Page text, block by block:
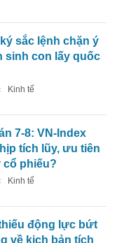
sắc lệnh chặn ý
sinh con lấy quốc
Kinh tế
7-8: VN-Index
tích lũy, ưu tiên
cổ phiếu?
Kinh tế
động lực bứt
về kịch bản tích